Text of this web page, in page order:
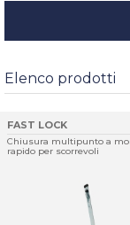
Elenco prodotti
FAST LOCK
Chiusura multipunto a
rapido per scorrevoli